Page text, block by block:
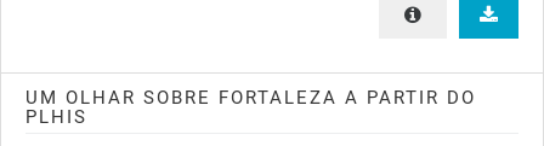
UM OLHAR SOBRE FORTALEZA A PARTIR DO
PLHIS